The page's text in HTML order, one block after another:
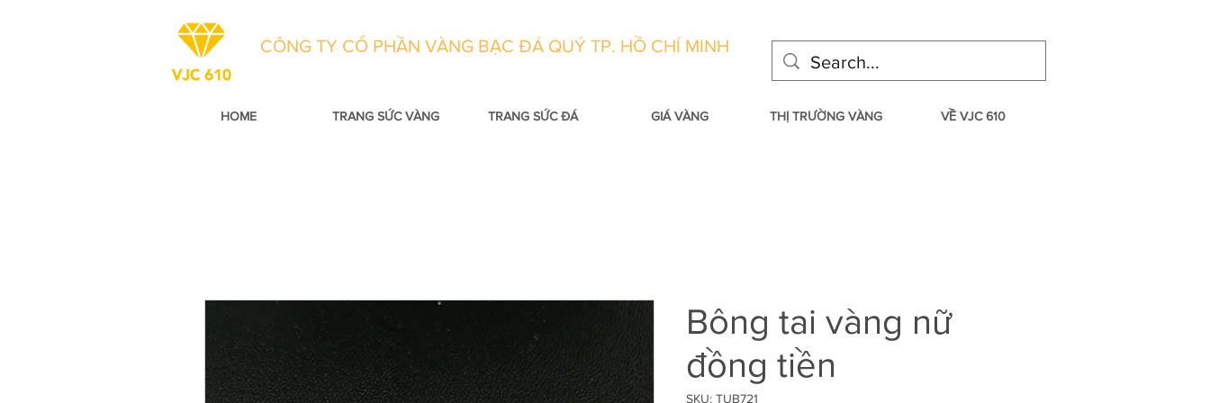
CÔNG TY CỔ PHẦN VÀNG BẠC ĐÁ QUÝ TP. HỒ CHÍ MINH
HOME TRANG SỨC VÀNG TRANG SỨC ĐÁ GIÁ VÀNG THỊ TRƯỜNG VÀNG VỀ VJC 610
Bông tai vàng nữ
đồng tiền
SKU: TUB721